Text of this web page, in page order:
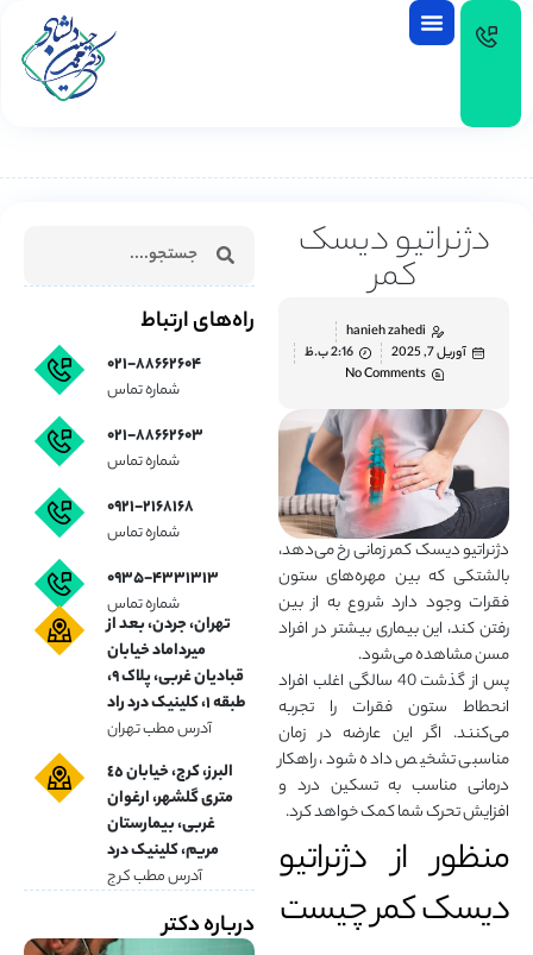
دژنراتیو دیسک
کمر
hanieh zahedi
آوریل 7, 2025
2:16 ب.ظ
No Comments
دژنراتیو دیسک کمر زمانی رخ می‌دهد،
بالشتکی که بین مهره‌های ستون
فقرات وجود دارد شروع به از بین
رفتن کند، این بیماری بیشتر در افراد
مسن مشاهده می‌شود.
پس از گذشت 40 سالگی اغلب افراد
انحطاط ستون فقرات را تجربه
می‌کنند. اگر این عارضه در زمان
مناسبی تشخیص داده شود، راهکار
درمانی مناسب به تسکین درد و
افزایش تحرک شما کمک خواهد کرد.
منظور از دژنراتیو
دیسک کمر چیست
راه‌های ارتباط
۰۲۱-۸۸۶۶۲۶۰۴
شماره تماس
۰۲۱-۸۸۶۶۲۶۰۳
شماره تماس
۰۹۲۱-۲۱۶۸۱۶۸
شماره تماس
۰۹۳۵-۴۳۳۱۳۱۳
شماره تماس
تهران، جردن، بعد از
میرداماد خیابان
قبادیان غربی، پلاک ۹،
طبقه ۱، کلینیک درد راد
آدرس مطب تهران
البرز، کرج، خیابان ٤٥
متری گلشهر، ارغوان
غربی، بیمارستان
مریم، کلینیک درد
آدرس مطب کرج
درباره دکتر